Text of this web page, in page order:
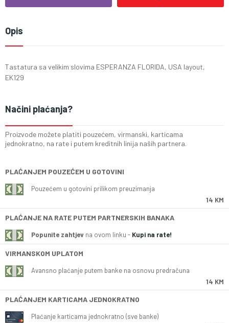
Opis
Tastatura sa velikim slovima ESPERANZA FLORIDA, USA layout,
EK129
Načini plaćanja?
Proizvode možete platiti pouzećem, virmanski, karticama
jednokratno, na rate i putem kreditnih linija naših partnera.
PLAĆANJEM POUZEĆEM U GOTOVINI
Pouzećem u gotovini prilikom preuzimanja
14 KM
PLAĆANJE NA RATE PUTEM PARTNERSKIH BANAKA
Popunite zahtjev na ovom linku - Kupi na rate!
VIRMANSKOM UPLATOM
Avansno plaćanje putem banke na osnovu predračuna
14 KM
PLAĆANJEM KARTICAMA JEDNOKRATNO
Plaćanje karticama jednokratno (sve banke)